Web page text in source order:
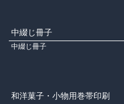
中綴じ冊子
中綴じ冊子
和洋菓子・小物用巻帯印刷